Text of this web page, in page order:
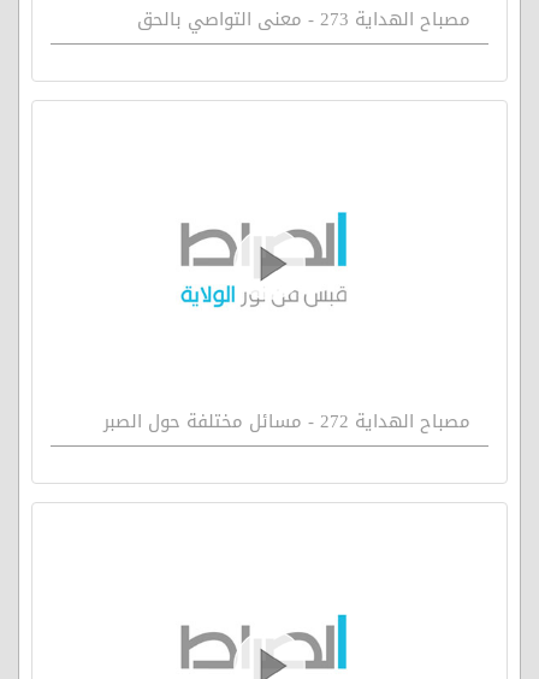
مصباح الهداية 273 - معنى التواصي بالحق
مصباح الهداية 272 - مسائل مختلفة حول الصبر